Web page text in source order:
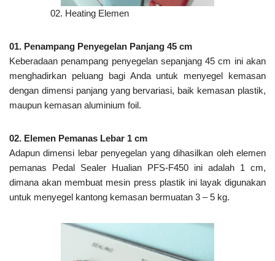
02. Heating Elemen
01. Penampang Penyegelan Panjang 45 cm
Keberadaan penampang penyegelan sepanjang 45 cm ini akan
menghadirkan peluang bagi Anda untuk menyegel kemasan
dengan dimensi panjang yang bervariasi, baik kemasan plastik,
maupun kemasan aluminium foil.
02. Elemen Pemanas Lebar 1 cm
Adapun dimensi lebar penyegelan yang dihasilkan oleh elemen
pemanas Pedal Sealer Hualian PFS-F450 ini adalah 1 cm,
dimana akan membuat mesin press plastik ini layak digunakan
untuk menyegel kantong kemasan bermuatan 3 – 5 kg.